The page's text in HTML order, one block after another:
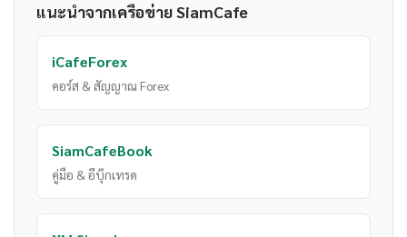
แนะนำจากเครือข่าย SiamCafe
iCafeForex
คอร์ส & สัญญาณ Forex
SiamCafeBook
คู่มือ & อีบุ๊กเทรด